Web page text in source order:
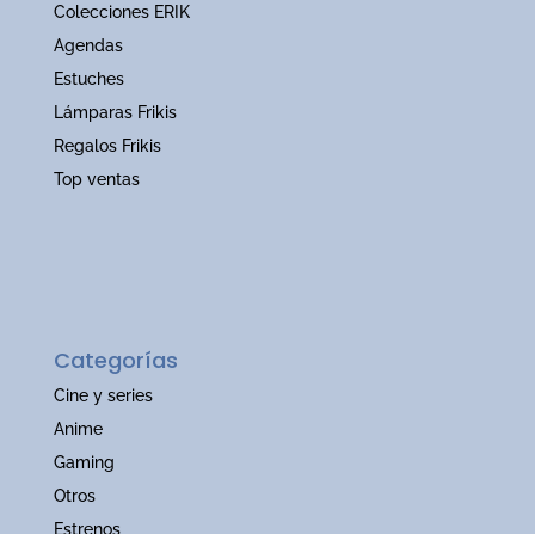
Colecciones ERIK
Agendas
Estuches
Lámparas Frikis
Regalos Frikis
Top ventas
Categorías
Cine y series
Anime
Gaming
Otros
Estrenos